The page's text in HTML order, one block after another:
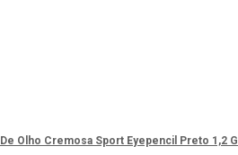
Olho Cremosa Sport Eyepencil Preto 1,2 G